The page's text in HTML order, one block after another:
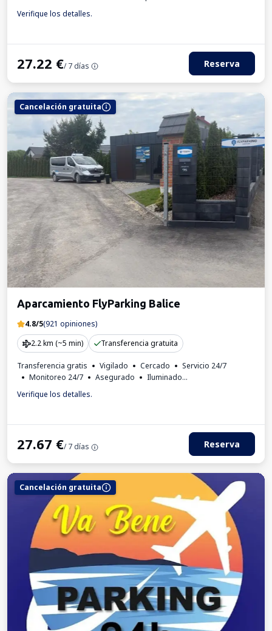
Verifique los detalles.
27.22 €/ 7 días Reserva
Cancelación gratuita
Aparcamiento FlyParking Balice
4.8/5(921 opiniones)
2.2 km (~5 min)
Transferencia gratuita
Transferencia gratis Vigilado Cercado
Servicio 24/7
Monitoreo 24/7
Asegurado
Iluminado
Lugares para autobuses
Verifique los detalles.
27.67 €/ 7 días Reserva
Cancelación gratuita